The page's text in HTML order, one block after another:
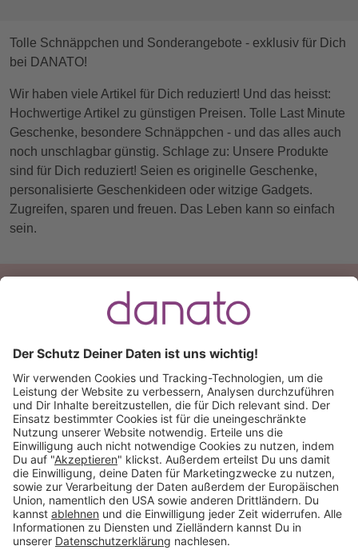
Tolle Schnäppchen und Sonderangebote - exklusiv für Dich
bei DANATO!
Wir haben viele Artikel für Dich reduziert! Und das heisst:
Hochwertige Artikel zu günstigen Preisen. Tolle Last Minute
Geschenke, besondere Schnäppchen - und das alles auch
noch unschlagbar günstig. Schlage zu: Unsere Produkte
sind für Dich reduziert! Seien es originelle Geschenke,
personalisierte Geschenkideen oder witzige Gadgets.
Zugreifen, sparen und freuen. Das Leben kann so einfach
sein.
Du hast eine Frage?
+49 (0) 511 51 56 0300
schreib uns eineE-Mail
Käuferschutz inklusive Kauf auf Rechnung
Mitglied im: